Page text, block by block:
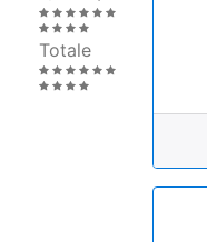
Totale